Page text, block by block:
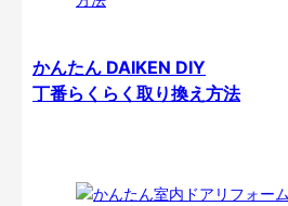
かんたん DAIKEN DIY
丁番らくらく取り換え方法